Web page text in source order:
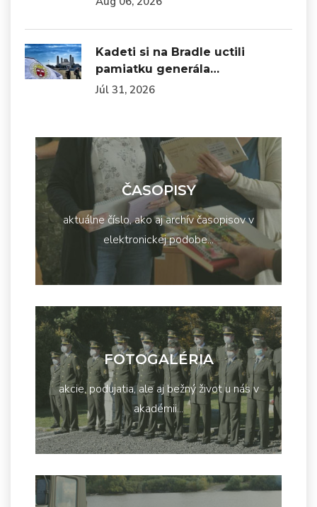
Kadeti si na Bradle uctili
pamiatku generála…
Júl 31, 2026
ČASOPISY
aktuálne číslo, ako aj archív časopisov v
elektronickej podobe...
FOTOGALÉRIA
akcie, podujatia, ale aj bežný život u nás v
akadémii...